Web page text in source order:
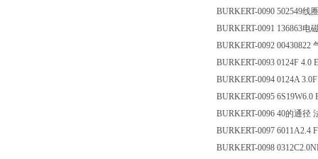
BURKERT-0090 502549
BURKERT-0091
BURKERT-0092
BURKERT-0093 0124F
BURKERT-0094 0124A
BURKERT-0095
BURKERT-0096 40的通
BURKERT-0097
BURKERT-0098